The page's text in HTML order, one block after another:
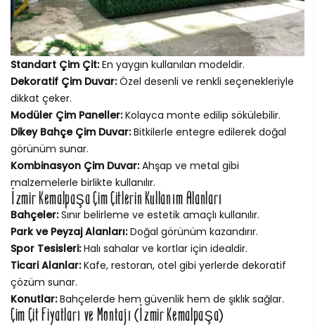
Standart Çim Çit:En yaygın kullanılan modeldir.
Dekoratif Çim Duvar:Özel desenli ve renkli seçenekleriyle
dikkat çeker.
Modüler Çim Paneller:Kolayca monte edilip sökülebilir.
Dikey Bahçe Çim Duvar:Bitkilerle entegre edilerek doğal
görünüm sunar.
Kombinasyon Çim Duvar:Ahşap ve metal gibi
malzemelerle birlikte kullanılır.
İzmir Kemalpaşa Çim Çitlerin Kullanım Alanları
Bahçeler:Sınır belirleme ve estetik amaçlı kullanılır.
Park ve Peyzaj Alanları:Doğal görünüm kazandırır.
Spor Tesisleri:Halı sahalar ve kortlar için idealdir.
Ticari Alanlar:Kafe, restoran, otel gibi yerlerde dekoratif
çözüm sunar.
Konutlar:Bahçelerde hem güvenlik hem de şıklık sağlar.
Çim Çit Fiyatları ve Montajı (İzmir Kemalpaşa)